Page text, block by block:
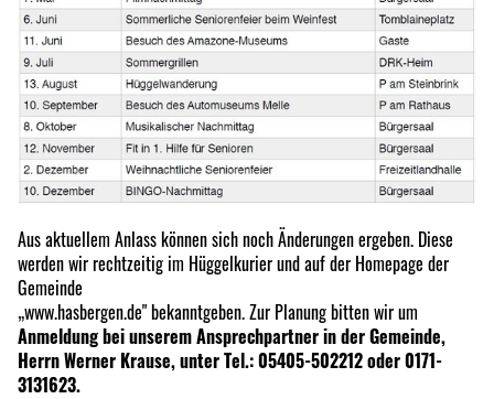
Aus aktuellem Anlass können sich noch Änderungen ergeben. Diese
werden wir rechtzeitig im Hüggelkurier und auf der Homepage der
Gemeinde
„www.hasbergen.de" bekanntgeben. Zur Planung bitten wir um
Anmeldung bei unserem Ansprechpartner in der Gemeinde,
Herrn Werner Krause, unter Tel.: 05405-502212 oder 0171-
3131623.